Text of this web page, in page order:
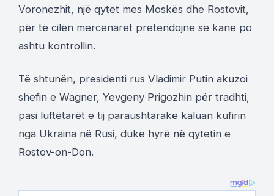
Voronezhit, një qytet mes Moskës dhe Rostovit,
për të cilën mercenarët pretendojnë se kanë po
ashtu kontrollin.
Të shtunën, presidenti rus Vladimir Putin akuzoi
shefin e Wagner, Yevgeny Prigozhin për tradhti,
pasi luftëtarët e tij paraushtarakë kaluan kufirin
nga Ukraina në Rusi, duke hyrë në qytetin e
Rostov-on-Don.